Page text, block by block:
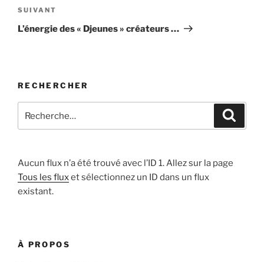
Article
suivant
SUIVANT
L’énergie des « Djeunes » créateurs …
RECHERCHER
pour
Aucun flux n’a été trouvé avec l’ID 1. Allez sur la page
Tous les fluxet sélectionnez un ID dans un flux
existant.
À PROPOS